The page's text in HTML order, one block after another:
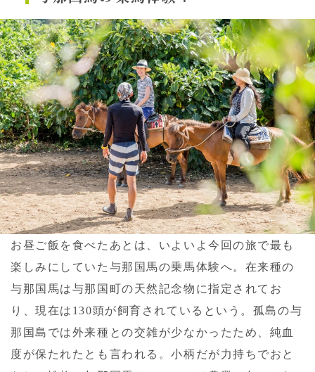
お昼ご飯を食べたあとは、いよいよ今回の旅で最も
楽しみにしていた与那国馬の乗馬体験へ。在来種の
与那国馬は与那国町の天然記念物に指定されてお
り、現在は130頭が飼育されているという。孤島の与
那国島では外来種との交雑が少なかったため、純血
度が保たれたとも言われる。小柄だが力持ちでおと